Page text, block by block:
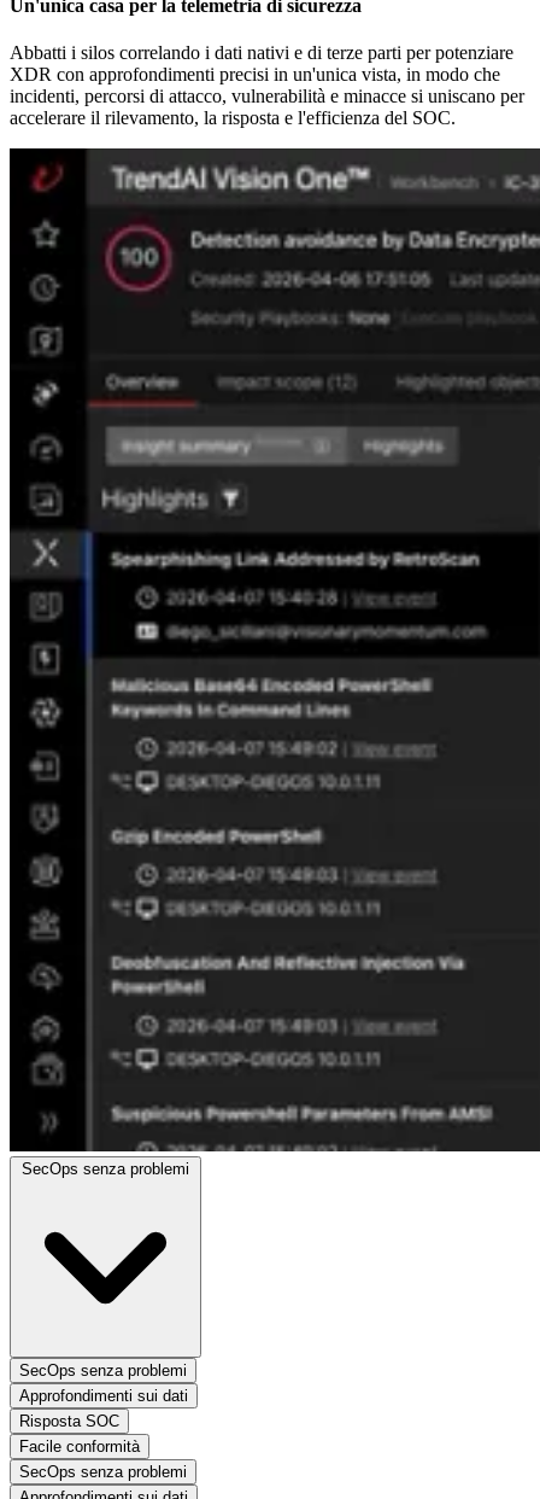
Un'unica casa per la telemetria di sicurezza
Abbatti i silos correlando i dati nativi e di terze parti per potenziare
XDR con approfondimenti precisi in un'unica vista, in modo che
incidenti, percorsi di attacco, vulnerabilità e minacce si uniscano per
accelerare il rilevamento, la risposta e l'efficienza del SOC.
SecOps senza problemi
SecOps senza problemi
Approfondimenti sui dati
Risposta SOC
Facile conformità
SecOps senza problemi